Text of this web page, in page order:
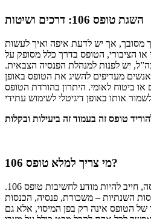
השגת טופס 106: דרכים ושיטות
אינו תהליך מסובך, אך יש לדעת איפה ואיך לעשות
הציבורי, הטופס בדרך כלל מסופק על
יש לפנות למנהלת הפנסיה הצבאית.
אנשים מעדיפים להשיג את הטופס באופן
ביטוח לאומי. היתרון בהורדת הטופס
טופס זה בעמוד זה ביעילות ובקלות
מי צריך למלא טופס 106?
כל אדם בישראל שמקבל הכנסה, חייב להיות מודע לחשיבות טופס 106.
השנתיות – משכורת, פנסיה, הכנסות
הטופס אינה רק בפן המיסוי, אלא גם